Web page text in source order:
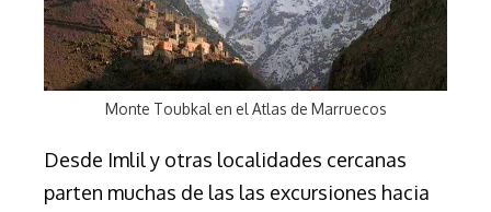
Monte Toubkal en el Atlas de Marruecos
Desde Imlil y otras localidades cercanas
parten muchas de las las excursiones hacia